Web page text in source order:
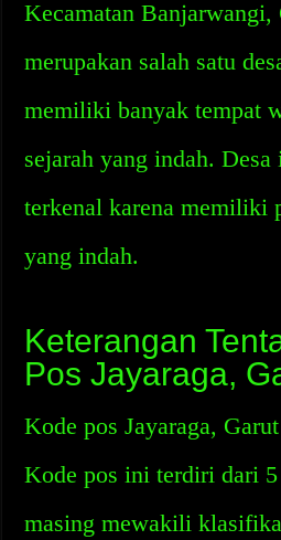
Kecamatan
merupakan salah satu
memiliki banyak tempat
sejarah yang indah.
terkenal karena memiliki
yang indah.
Keterangan
Pos Jayaraga,
Kode pos Jayaraga,
Kode pos ini terdiri dari
masing mewakili